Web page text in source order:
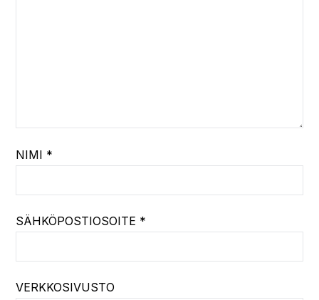
NIMI *
SÄHKÖPOSTIOSOITE *
VERKKOSIVUSTO